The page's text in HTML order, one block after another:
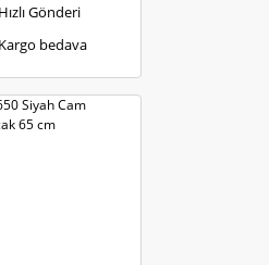
Hızlı Gönderi
Kargo bedava